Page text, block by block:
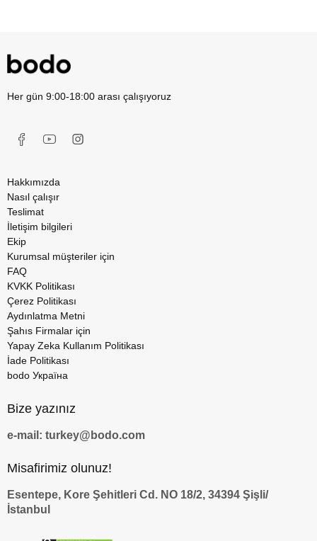
Her gün 9:00-18:00 arası çalışıyoruz
Hakkımızda
Nasıl çalışır
Teslimat
İletişim bilgileri
Ekip
Kurumsal müşteriler için
FAQ
KVKK Politikası
Çerez Politikası
Aydınlatma Metni
Şahıs Firmalar için
Yapay Zeka Kullanım Politikası
İade Politikası
bodo Україна
Bize yazınız
e-mail: turkey@bodo.com
Misafirimiz olunuz!
Esentepe, Kore Şehitleri Cd. NO 18/2, 34394 Şişli/
İstanbul